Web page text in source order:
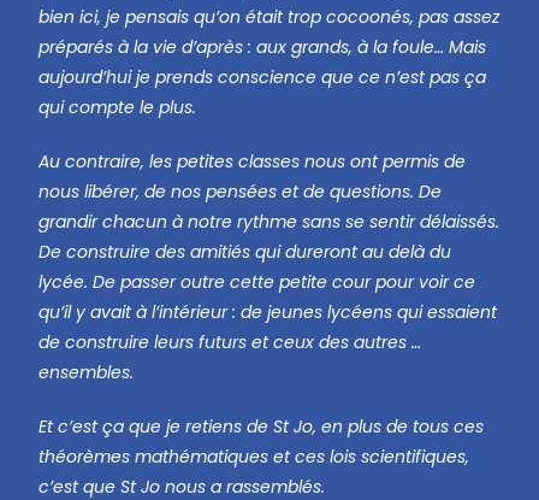
bien ici, je pensais qu’on était trop cocoonés, pas assez
préparés à la vie d’après : aux grands, à la foule… Mais
aujourd’hui je prends conscience que ce n’est pas ça
qui compte le plus.
Au contraire, les petites classes nous ont permis de
nous libérer, de nos pensées et de questions. De
grandir chacun à notre rythme sans se sentir délaissés.
De construire des amitiés qui dureront au delà du
lycée. De passer outre cette petite cour pour voir ce
qu’il y avait à l’intérieur : de jeunes lycéens qui essaient
de construire leurs futurs et ceux des autres …
ensembles.
Et c’est ça que je retiens de St Jo, en plus de tous ces
théorèmes mathématiques et ces lois scientifiques,
c’est que St Jo nous a rassemblés.